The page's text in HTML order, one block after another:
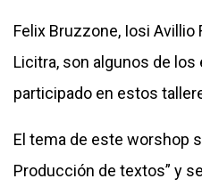
Felix Bruzzone, Iosi Avillio
Licitra, son algunos de
participado en estos
El tema de este worshop
Producción de textos” y